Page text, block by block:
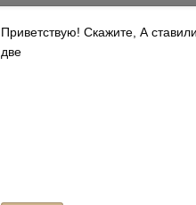
Приветствую! Скажите, А
две